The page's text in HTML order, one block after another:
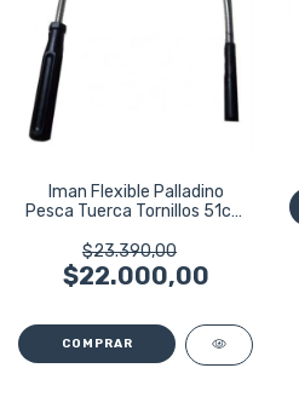
Iman Flexible Palladino
Pesca Tuerca Tornillos 51cm
$23.390,00
$22.000,00